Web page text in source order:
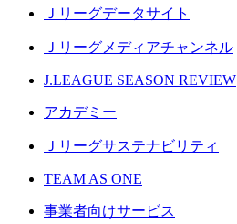
Ｊリーグデータサイト
Ｊリーグメディアチャンネル
J.LEAGUE SEASON REVIEW
アカデミー
Ｊリーグサステナビリティ
TEAM AS ONE
事業者向けサービス